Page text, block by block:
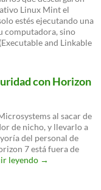
es
Linux Mint el
estés ejecutando una
computadora, sino
and Linkable
con Horizon
al sacar de
de nicho, y llevarlo a
del personal de
7 está fuera de
leyendo VMware
→